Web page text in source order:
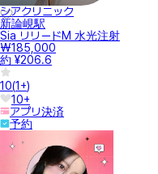
シアクリニック
新論峴駅
Sia リリードM 水光注射
₩185,000
約 ¥206.6
10(1+)
10+
アプリ決済
予約